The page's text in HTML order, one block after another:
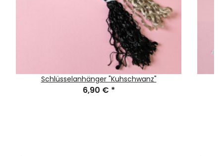
Schlüsselanhänger "Kuhschwanz"
6,90 € *